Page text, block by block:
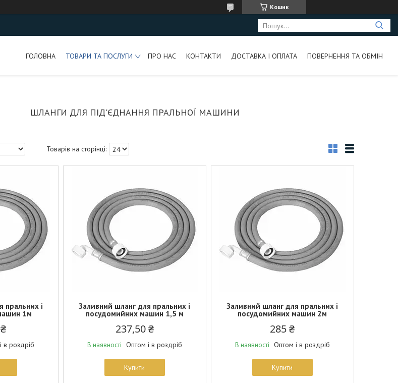
Кошик
ГОЛОВНА ТОВАРИ ТА ПОСЛУГИ ПРО НАС КОНТАКТИ ДОСТАВКА І ОПЛАТА ПОВЕРНЕННЯ ТА ОБМІН
ШЛАНГИ ДЛЯ ПІД'ЄДНАННЯ ПРАЛЬНОЇ МАШИНИ
пральних і
1м
в роздріб
Заливний шланг для пральних і
посудомийних машин 1,5 м
237,50 ₴
В наявності Оптом і в роздріб
Купити
Заливний шланг для пральних і
посудомийних машин 2м
285 ₴
В наявності Оптом і в роздріб
Купити